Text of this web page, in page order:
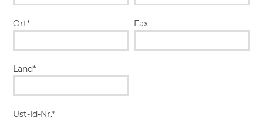
Ort*
Land*
Ust-Id-Nr.*
Fax